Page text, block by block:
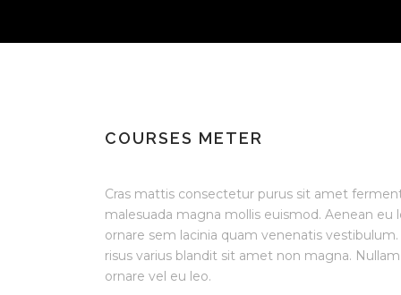
COURSES METER
Cras mattis consectetur purus sit amet
malesuada magna mollis euismod. Aenean eu
ornare sem lacinia quam venenatis
risus varius blandit sit amet non magna.
ornare vel eu leo.